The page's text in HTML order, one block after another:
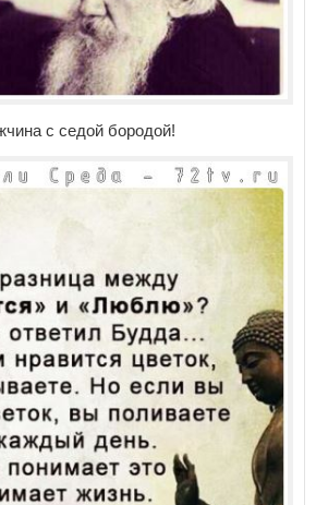
с седой бородой!